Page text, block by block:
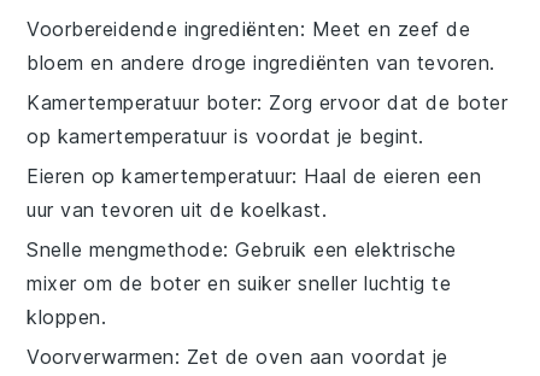
Voorbereidende ingrediënten: Meet en zeef de
bloem en andere droge ingrediënten van tevoren.
Kamertemperatuur boter: Zorg ervoor dat de boter
op kamertemperatuur is voordat je begint.
Eieren op kamertemperatuur: Haal deeieren een
uur van tevoren uit de koelkast.
Snelle mengmethode: Gebruik eenelektrische
mixer om de boter en suiker sneller luchtig te
kloppen.
Voorverwarmen: Zet deoven aan voordat je